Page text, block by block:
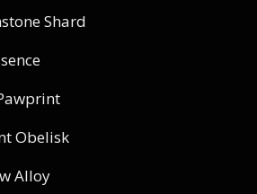
Shard
Obelisk
Alloy